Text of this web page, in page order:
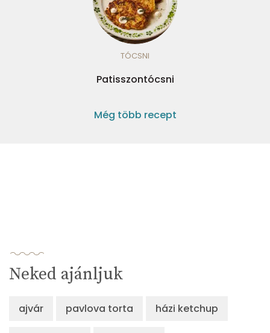
TÓCSNI
Patisszontócsni
Még több recept
Neked ajánljuk
ajvár pavlova torta házi ketchup